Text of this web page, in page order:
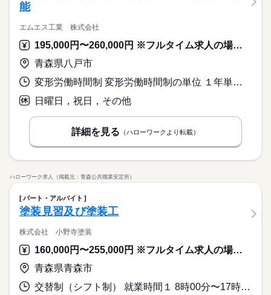
能
エムエス工業 株式会社
195,000円〜260,000円 ※フルタイム求人の場合は月額（換算額）、パート求人の場合は時間額を表示しています。
青森県八戸市
変形労働時間制 変形労働時間制の単位 １年単位 就業時間１ 8時00分〜17時00分
日曜日，祝日，その他
詳細を見る （ハローワークより転載）
ハローワーク求人（掲載元：青森公共職業安定所）
パート・アルバイト
塗装見習及び塗装工
株式会社 小野寺塗装
160,000円〜255,000円 ※フルタイム求人の場合は月額（換算額）、パート求人の場合は時間額を表示しています。
青森県青森市
交替制（シフト制） 就業時間１ 8時00分〜17時00分 就業時間２ 8時00分〜15時00分 就業時間に関する特記事項 （２）シフトにより週１回／休憩９０分（※天候、業務状況等も踏